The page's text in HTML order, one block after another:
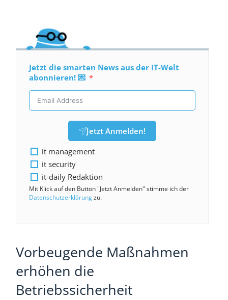
Jetzt die smarten News aus der IT-Welt
abonnieren! 💌
Jetzt Anmelden!
it management
it security
it-daily Redaktion
Mit Klick auf den Button "Jetzt Anmelden" stimme ich der
Datenschutzerklärungzu.
Vorbeugende Maßnahmen
erhöhen die
Betriebssicherheit